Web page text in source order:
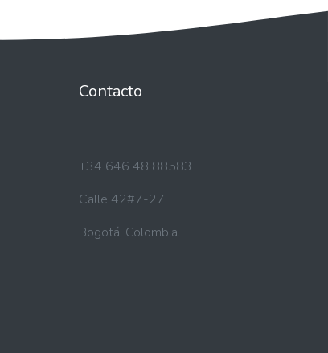
Contacto
+34 646 48 88583
Calle 42#7-27
Bogotá, Colombia.